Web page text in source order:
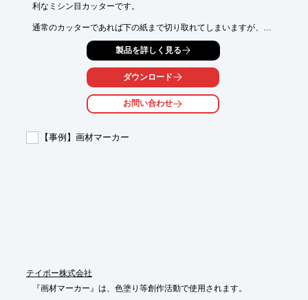
利なミシン目カッターです。
通常のカッターであれば下の紙まで切り取れてしまいますが、
点線状のミシン目なので必要な部分だけ手で引きちぎることがで
手帳や雑誌などの端を切り取れば目印にもなります。
また使わないときは黒いレバーを戻せばカバーになるので保管も
■紙、フィルム、ビニールなどに
製品を詳しく見る
ダウンロード
お問い合わせ
【事例】画材マーカー
テイボー株式会社
『画材マーカー』は、色塗り等創作活動で使用されます。